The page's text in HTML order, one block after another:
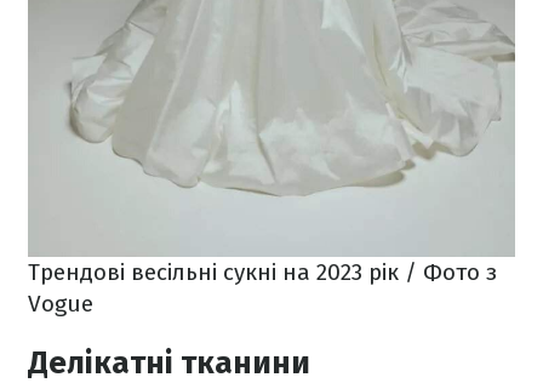
Трендові весільні сукні на 2023 рік / Фото з
Vogue
Делікатні тканини